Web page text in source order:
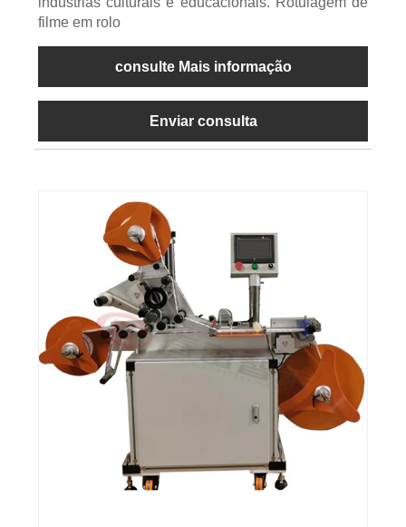
filme em rolo
consulte Mais informação
Enviar consulta